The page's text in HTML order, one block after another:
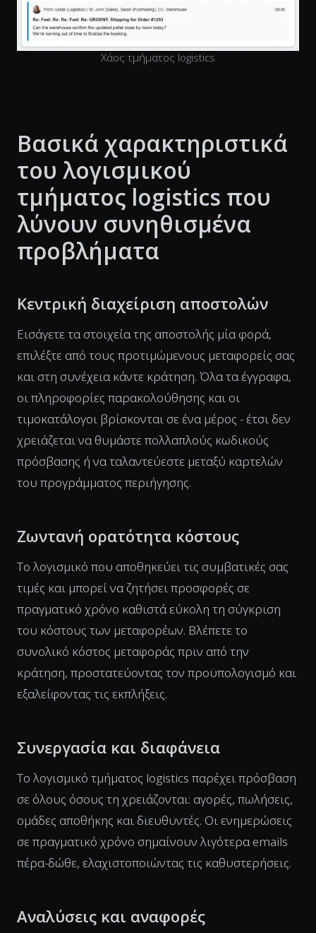
Χάος τμήματος logistics
Βασικά χαρακτηριστικά
του λογισμικού
τμήματος logistics που
λύνουν συνηθισμένα
προβλήματα
Κεντρική διαχείριση αποστολών
Εισάγετε τα στοιχεία της αποστολής μία φορά,
επιλέξτε από τους προτιμώμενους μεταφορείς σας
και στη συνέχεια κάντε κράτηση. Όλα τα έγγραφα,
οι πληροφορίες παρακολούθησης και οι
τιμοκατάλογοι βρίσκονται σε ένα μέρος - έτσι δεν
χρειάζεται να θυμάστε πολλαπλούς κωδικούς
πρόσβασης ή να ταλαντεύεστε μεταξύ καρτελών
του προγράμματος περιήγησης.
Ζωντανή ορατότητα κόστους
Το λογισμικό που αποθηκεύει τις συμβατικές σας
τιμές και μπορεί να ζητήσει προσφορές σε
πραγματικό χρόνο καθιστά εύκολη τη σύγκριση
του κόστους των μεταφορέων. Βλέπετε το
συνολικό κόστος μεταφοράς πριν από την
κράτηση, προστατεύοντας τον προϋπολογισμό και
εξαλείφοντας τις εκπλήξεις.
Συνεργασία και διαφάνεια
Το λογισμικό τμήματος logistics παρέχει πρόσβαση
σε όλους όσους τη χρειάζονται: αγορές, πωλήσεις,
ομάδες αποθήκης και διευθυντές. Οι ενημερώσεις
σε πραγματικό χρόνο σημαίνουν λιγότερα emails
πέρα-δώθε, ελαχιστοποιώντας τις καθυστερήσεις.
Αναλύσεις και αναφορές